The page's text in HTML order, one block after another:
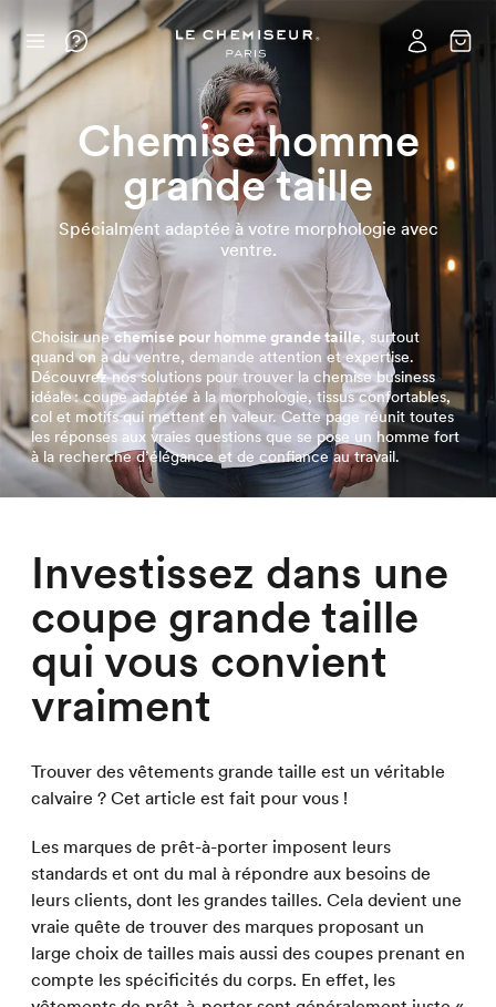
Chemise homme
grande taille
Spécialment adaptée à votre morphologie avec
ventre.
Choisir unechemise pour homme grande taille, surtout
quand on a du ventre, demande attention et expertise.
Découvrez nos solutions pour trouver la chemise business
idéale : coupe adaptée à la morphologie, tissus confortables,
col et motifs qui mettent en valeur. Cette page réunit toutes
les réponses aux vraies questions que se pose un homme fort
à la recherche d’élégance et de confiance au travail.
Investissez dans une
coupe grande taille
qui vous convient
vraiment
Trouver des vêtements grande taille est un véritable
calvaire ? Cet article est fait pour vous !
Les marques de prêt-à-porter imposent leurs
standards et ont du mal à répondre aux besoins de
leurs clients, dont les grandes tailles. Cela devient une
vraie quête de trouver des marques proposant un
large choix de tailles mais aussi des coupes prenant en
compte les spécificités du corps. En effet, les